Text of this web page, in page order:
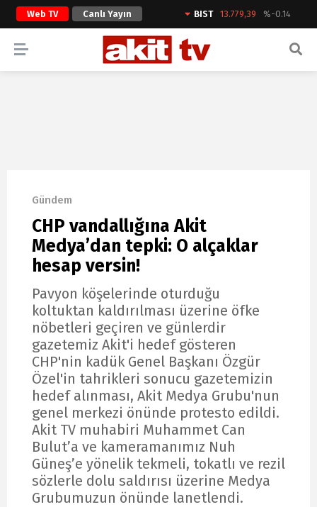
Web TV Canlı Yayın BIST 13.779,39 %-0.14
ARAMA YAP
Gündem
CHP vandallığına Akit
Medya’dan tepki: O alçaklar
hesap versin!
Pavyon köşelerinde oturduğu
koltuktan kaldırılması üzerine öfke
nöbetleri geçiren ve günlerdir
gazetemiz Akit'i hedef gösteren
CHP'nin kadük Genel Başkanı Özgür
Özel'in tahrikleri sonucu gazetemizin
hedef alınması, Akit Medya Grubu'nun
genel merkezi önünde protesto edildi.
Akit TV muhabiri Muhammet Can
Bulut’a ve kameramanımız Nuh
Güneş’e yönelik tekmeli, tokatlı ve rezil
sözlerle dolu saldırısı üzerine Medya
Grubumuzun önünde lanetlendi.